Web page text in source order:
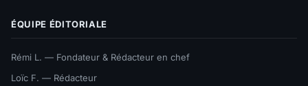
ÉQUIPE ÉDITORIALE
Rémi L. — Fondateur & Rédacteur en chef
Loïc F. — Rédacteur